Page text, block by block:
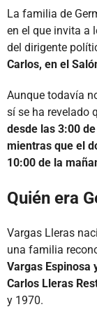
La familia de
en el que invita a
del dirigente
Carlos, en el
Aunque todavía
sí se ha revelado
desde las 3:00
mientras que el
10:00 de la
Quién era
Vargas Lleras
una familia
Vargas Espinosa
Carlos Lleras
y 1970.